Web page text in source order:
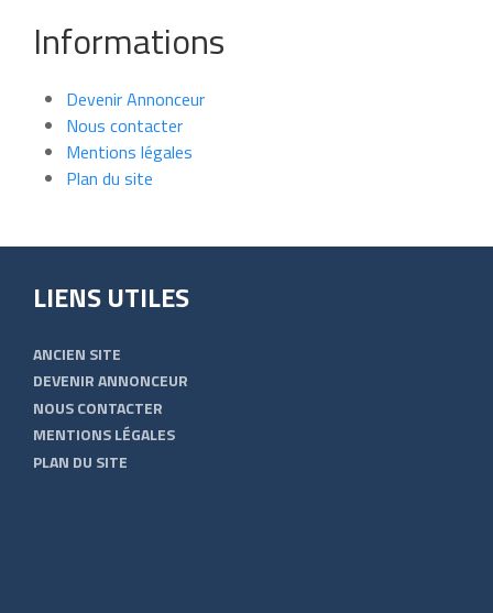
Informations
Devenir Annonceur
Nous contacter
Mentions légales
Plan du site
LIENS UTILES
ANCIEN SITE
DEVENIR ANNONCEUR
NOUS CONTACTER
MENTIONS LÉGALES
PLAN DU SITE